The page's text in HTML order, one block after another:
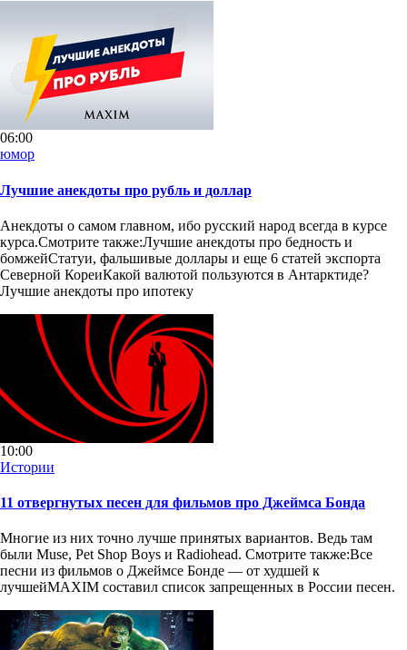
06:00
юмор
Лучшие анекдоты про рубль и доллар
Анекдоты о самом главном, ибо русский народ всегда в курсе
курса.Смотрите также:Лучшие анекдоты про бедность и
бомжейСтатуи, фальшивые доллары и еще 6 статей экспорта
Северной КореиКакой валютой пользуются в Антарктиде?
Лучшие анекдоты про ипотеку
10:00
Истории
11 отвергнутых песен для фильмов про Джеймса Бонда
Многие из них точно лучше принятых вариантов. Ведь там
были Muse, Pet Shop Boys и Radiohead. Смотрите также:Все
песни из фильмов о Джеймсе Бонде — от худшей к
лучшейMAXIM составил список запрещенных в России песен.